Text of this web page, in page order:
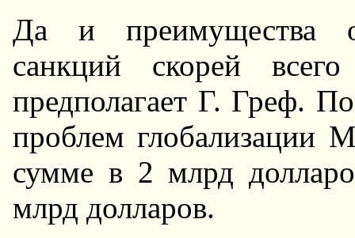
Да и преимущества
санкций скорей
предполагает Г. Греф.
проблем глобализации
сумме в 2 млрд
млрд долларов.